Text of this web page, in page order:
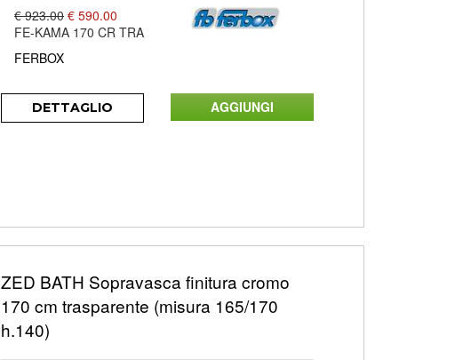
€ 923.00 € 590.00
FE-KAMA 170 CR TRA
FERBOX
DETTAGLIO
ZED BATH Sopravasca finitura cromo
170 cm trasparente (misura 165/170
h.140)